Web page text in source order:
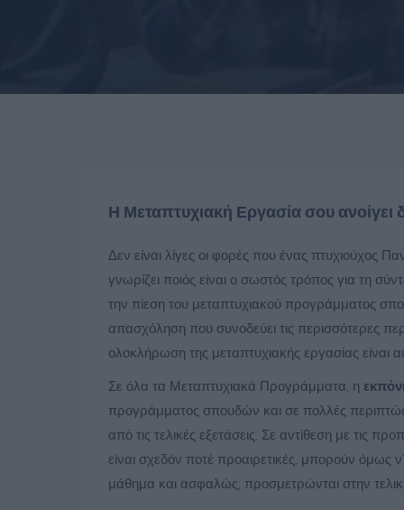
Η Μεταπτυχιακή Εργασία σου ανοίγει
Δεν είναι λίγες οι φορές που ένας πτυχιούχος
γνωρίζει ποιός είναι ο σωστός τρόπος για τη
την πίεση του μεταπτυχιακού προγράμματος
απασχόληση που συνοδεύει τις περισσότερες
ολοκλήρωση της μεταπτυχιακής εργασίας είναι
Σε όλα τα Μεταπτυχιακά Προγράμματα, η
προγράμματος σπουδών και σε πολλές
από τις τελικές εξετάσεις. Σε αντίθεση με τις
είναι σχεδόν ποτέ προαιρετικές, μπορούν όμως
μάθημα και ασφαλώς, προσμετρώνται στην